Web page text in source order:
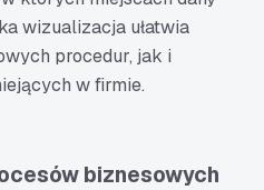
wizualizacja ułatwia
procedur, jak i
w firmie.
biznesowych